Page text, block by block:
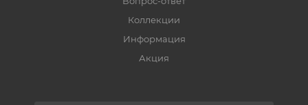
Коллекции
Информация
Акция